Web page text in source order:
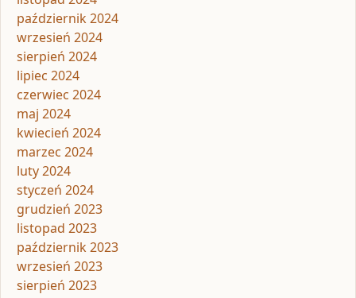
październik 2024
wrzesień 2024
sierpień 2024
lipiec 2024
czerwiec 2024
maj 2024
kwiecień 2024
marzec 2024
luty 2024
styczeń 2024
grudzień 2023
listopad 2023
październik 2023
wrzesień 2023
sierpień 2023